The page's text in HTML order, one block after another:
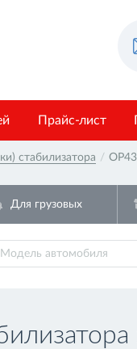
Прайс-лист
стабилизатора /
Модель автомобиля
Для грузовых